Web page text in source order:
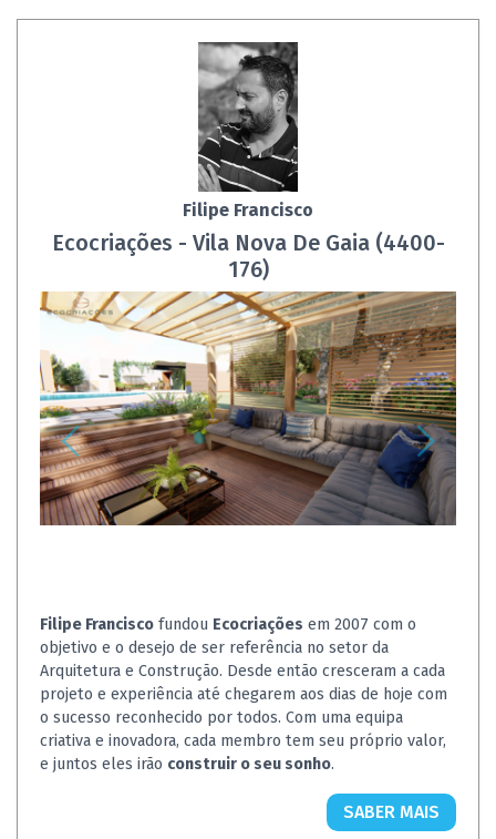
Filipe Francisco
Ecocriações - Vila Nova De Gaia (4400-
176)
Filipe Francisco fundou Ecocriações em 2007 com o
objetivo e o desejo de ser referência no setor da
Arquitetura e Construção. Desde então cresceram a cada
projeto e experiência até chegarem aos dias de hoje com
o sucesso reconhecido por todos. Com uma equipa
criativa e inovadora, cada membro tem seu próprio valor,
e juntos eles irão construir o seu sonho.
SABER MAIS